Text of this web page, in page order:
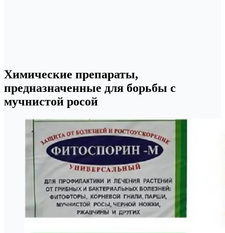
Химические препараты,
предназначенные для борьбы с
мучнистой росой